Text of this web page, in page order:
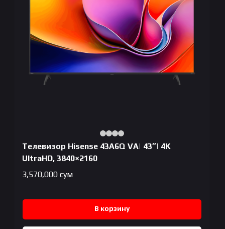
Телевизор Hisense 43A6Q VA| 43″| 4K
UltraHD, 3840×2160
3,570,000 сум
В корзину